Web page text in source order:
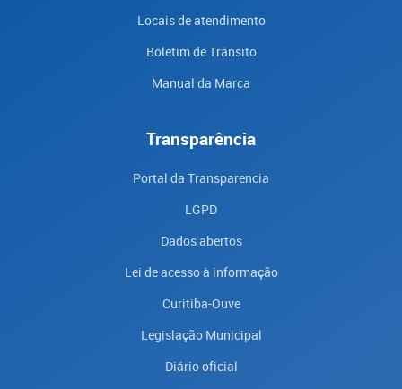
Locais de atendimento
Boletim de Trânsito
Manual da Marca
Transparência
Portal da Transparencia
LGPD
Dados abertos
Lei de acesso à informação
Curitiba-Ouve
Legislação Municipal
Diário oficial